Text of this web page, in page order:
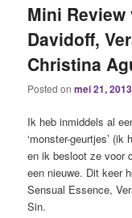
Mini
Davidoff,
Christina
Posted onmei 21, 2013
Ik heb inmiddels al
‘monster-geurtjes’
en ik besloot ze voor
een nieuwe. Dit keer
Sensual Essence,
Sin.